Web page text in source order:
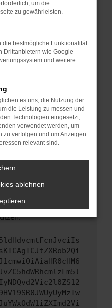
die Seite in einem
vorübergehende
neuesten Stand
nicht nur ein
kann auch dazu
Funktionen nicht mehr
Schritte versucht
Wir werden
um uns bei der
um die
zu gewährleisten.
die bestmögliche Funktionalität
Drittanbietern wie Google
und weitere
es uns, die Nutzung der
die Leistung zu messen und
Technologien eingesetzt,
verwendet werden, um
zu verfolgen und um Anzeigen
relevant sind.
ablehnen